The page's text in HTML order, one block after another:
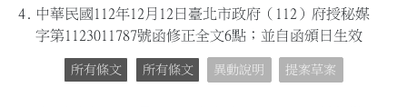
4.
中華民國112年12月12日臺北市政府（112）府授秘媒
字第1123011787號函修正全文6點；並自函頒日生效
所有條文 所有條文 異動說明 提案草案